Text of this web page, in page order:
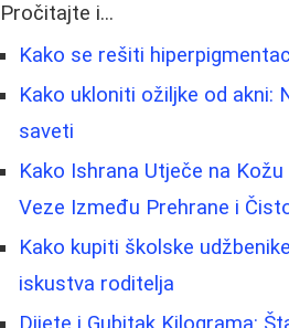
Pročitajte i...
Kako se rešiti
Kako ukloniti ožiljke od akni:
saveti
Kako Ishrana Utječe na
Veze Između Prehrane i
Kako kupiti školske
iskustva roditelja